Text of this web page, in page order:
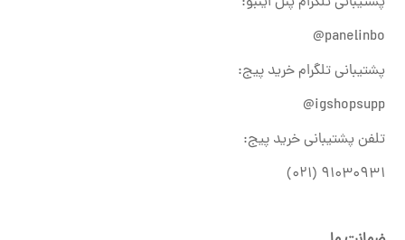
panelinbo@
پشتیبانی تلگرام خرید پیج:
igshopsupp@
تلفن پشتیبانی خرید پیج:
۹۱۰۳۰۹۳۱ (۰۲۱)